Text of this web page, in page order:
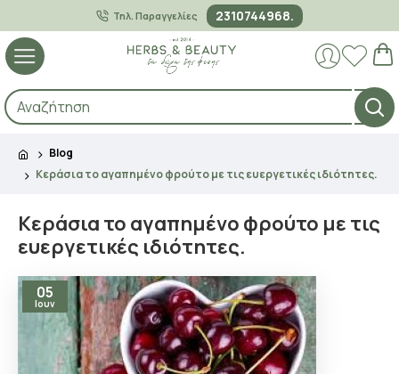
Τηλ. Παραγγελίες 2310744968.
Blog
Κεράσια το αγαπημένο φρούτο με τις ευεργετικές ιδιότητες.
Κεράσια το αγαπημένο φρούτο με τις
ευεργετικές ιδιότητες.
05
Ιουν